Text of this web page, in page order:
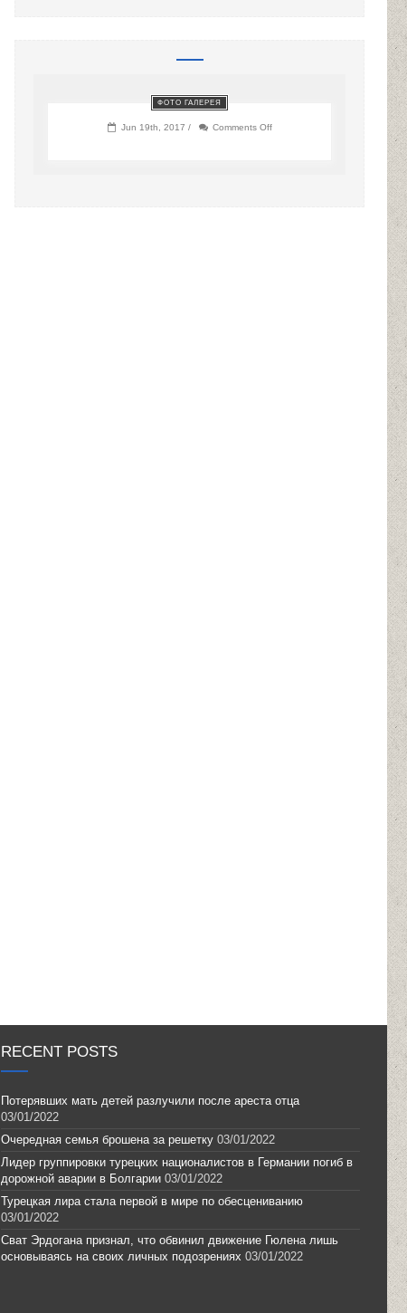
ФОТО ГАЛЕРЕЯ
Jun 19th, 2017 / Comments Offon
RECENT POSTS
Потерявших мать детей разлучили после ареста отца
03/01/2022
Очередная семья брошена за решетку 03/01/2022
Лидер группировки турецких националистов в Германии погиб в
дорожной аварии в Болгарии 03/01/2022
Турецкая лира стала первой в мире по обесцениванию
03/01/2022
Сват Эрдогана признал, что обвинил движение Гюлена лишь
основываясь на своих личных подозрениях 03/01/2022